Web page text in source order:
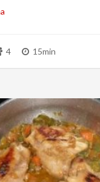
4 15min